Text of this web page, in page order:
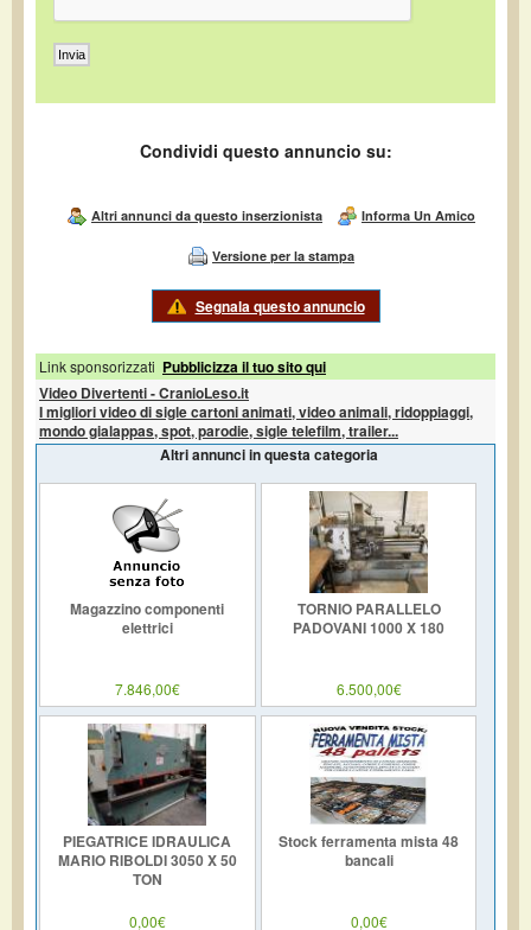
Condividi questo annuncio su:
Altri annunci da questo inserzionista Informa Un Amico
Versione per la stampa
Segnala questo annuncio
Link sponsorizzati Pubblicizza il tuo sito qui
Video Divertenti - CranioLeso.it
I migliori video di sigle cartoni animati, video animali, ridoppiaggi,
mondo gialappas, spot, parodie, sigle telefilm, trailer...
Altri annunci in questa categoria
Magazzino componenti
elettrici
7.846,00€
TORNIO PARALLELO
PADOVANI 1000 X 180
6.500,00€
PIEGATRICE IDRAULICA
MARIO RIBOLDI 3050 X 50
TON
0,00€
Stock ferramenta mista 48
bancali
0,00€